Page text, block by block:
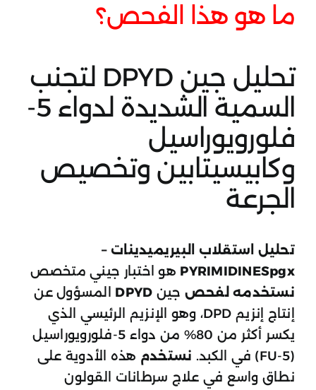
ما هو هذا الفحص؟
تحليل جين DPYD لتجنب
السمية الشديدة لدواء 5-
فلورويوراسيل
وكابيسيتابين وتخصيص
الجرعة
تحليل استقلاب البيريميدينات –
PYRIMIDINESpgx هو اختبار جيني متخصص
نستخدمه لفحص جين DPYD المسؤول عن
إنتاج إنزيم DPD، وهو الإنزيم الرئيسي الذي
يكسر أكثر من 80% من دواء 5-فلورويوراسيل
(5-FU) في الكبد.
نستخدم هذه الأدوية على
نطاق واسع في علاج سرطانات القولون